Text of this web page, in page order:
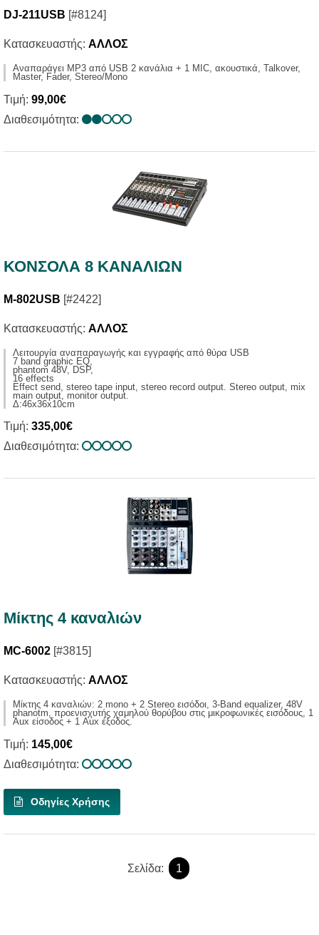
DJ-211USB [#8124]
Κατασκευαστής: ΑΛΛΟΣ
Αναπαράγει MP3 από USB 2 κανάλια + 1 MIC, ακουστικά, Talkover,
Master, Fader, Stereo/Mono
Τιμή: 99,00€
Διαθεσιμότητα:
ΚΟΝΣΟΛΑ 8 ΚΑΝΑΛΙΩΝ
M-802USB [#2422]
Κατασκευαστής: ΑΛΛΟΣ
Λειτουργία αναπαραγωγής και εγγραφής από θύρα USB
7 band graphic EQ,
phantom 48V, DSP,
16 effects
Effect send, stereo tape input, stereo record output. Stereo output, mix
main output, monitor output.
Δ:46x36x10cm
Τιμή: 335,00€
Διαθεσιμότητα:
Μίκτης 4 καναλιών
MC-6002 [#3815]
Κατασκευαστής: ΑΛΛΟΣ
Μίκτης 4 καναλιών: 2 mono + 2 Stereo εισόδοι, 3-Band equalizer, 48V
phanotm, προενισχυτής χαμηλού θορύβου στις μικροφωνικές εισόδους, 1
Aux είσοδος + 1 Aux έξοδος.
Τιμή: 145,00€
Διαθεσιμότητα:
Οδηγίες Χρήσης
Σελίδα: 1